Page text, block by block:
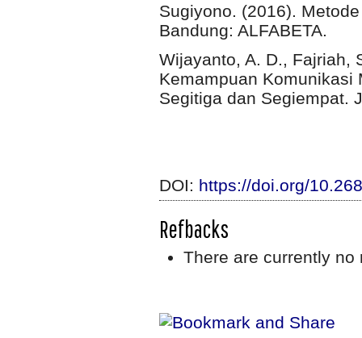
Sugiyono. (2016).
Bandung: ALFABETA.
Wijayanto, A. D., Fajriah,
Kemampuan Komunikasi
Segitiga dan Segiempat.
DOI: https://doi.org/
Refbacks
There are currently no